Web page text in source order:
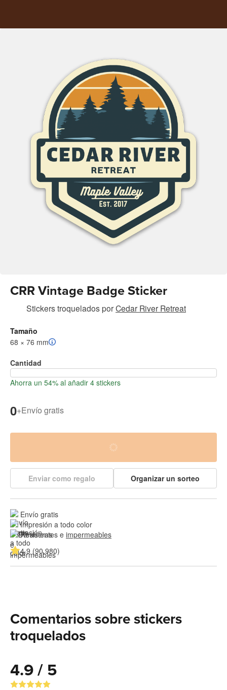
CRR Vintage Badge Sticker
Stickers troqueladosporCedar River Retreat
Tamaño
68 × 76 mm
Cantidad
Ahorra un 54% al añadir 4 stickers
0+Envío gratis
Enviar como regalo Organizar un sorteo
Envío gratis
Impresión a todo color
Resistentes e impermeables
4.9 (90,980)
Comentarios sobre stickers
troquelados
4.9 / 5